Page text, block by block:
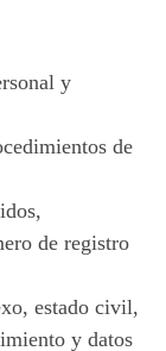
y
de
de registro
estado civil,
y datos